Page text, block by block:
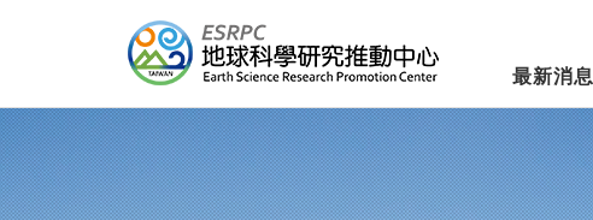
最新消息